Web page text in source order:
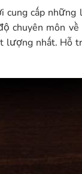
cấp
chuyên môn về
lượng nhất. Hỗ